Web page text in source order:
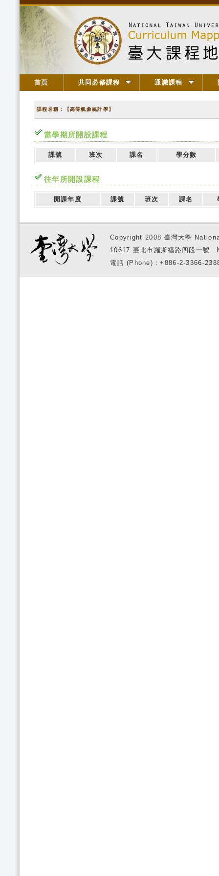
首頁 共同必修課程 通識課程
課程名稱：【高等氣象統計學】
當學期所開設課程
課號 班次 課名 學分數
往年所開設課程
開課年度 課號 班次 課名
Copyright 2008 臺灣大學
10617 臺北市羅斯福路四段一
電話 (Phone)：+886-2-3366-